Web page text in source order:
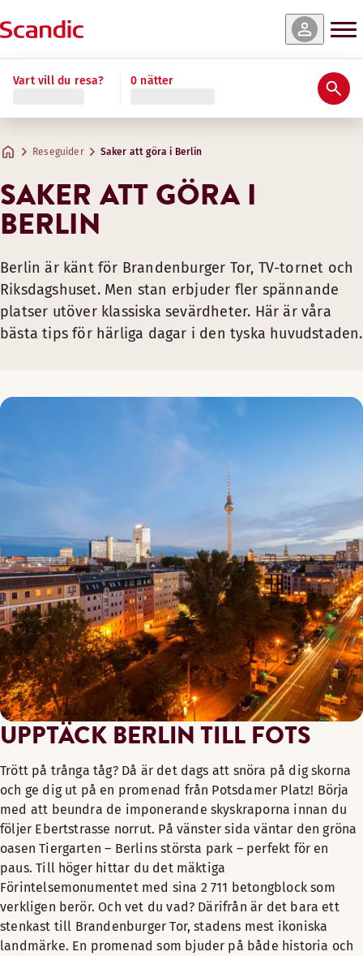
Vart vill du resa? 0 nätter
Reseguider Saker att göra i Berlin
SAKER ATT GÖRA I
BERLIN
Berlin är känt för Brandenburger Tor, TV-tornet och
Riksdagshuset. Men stan erbjuder fler spännande
platser utöver klassiska sevärdheter. Här är våra
bästa tips för härliga dagar i den tyska huvudstaden.
UPPTÄCK BERLIN TILL FOTS
Trött på trånga tåg? Då är det dags att snöra på dig skorna
och ge dig ut på en promenad från Potsdamer Platz! Börja
med att beundra de imponerande skyskraporna innan du
följer Ebertstrasse norrut. På vänster sida väntar den gröna
oasen Tiergarten – Berlins största park – perfekt för en
paus. Till höger hittar du det mäktiga
Förintelsemonumentet med sina 2 711 betongblock som
verkligen berör. Och vet du vad? Därifrån är det bara ett
stenkast till Brandenburger Tor, stadens mest ikoniska
landmärke. En promenad som bjuder på både historia och